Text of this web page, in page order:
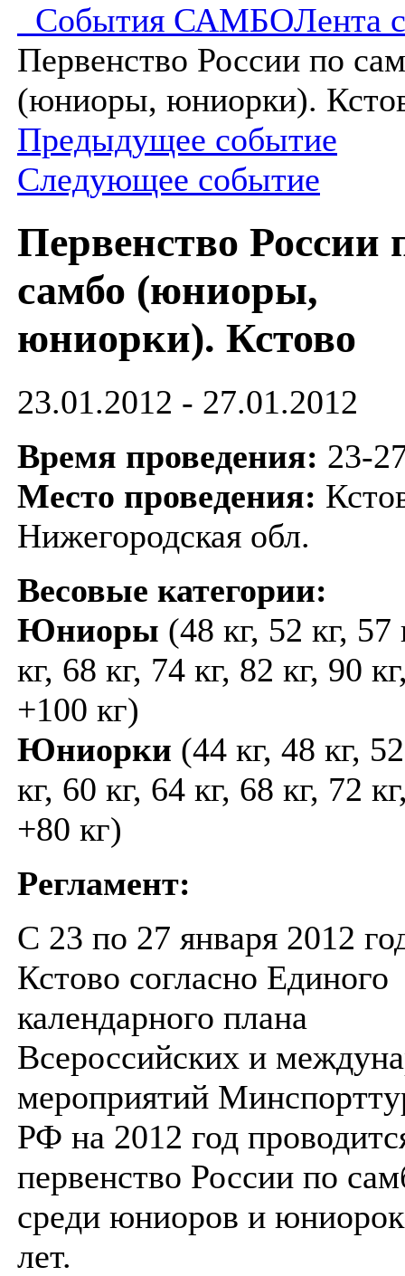
События САМБОЛента
Первенство России по
(юниоры, юниорки).
Предыдущее событие
Следующее событие
Первенство России
самбо (юниоры,
юниорки). Кстово
23.01.2012 - 27.01.2012
Время проведения: 23-
Место проведения:
Нижегородская обл.
Весовые категории:
Юниоры (48 кг, 52 кг, 57
кг, 68 кг, 74 кг, 82 кг, 90
+100 кг)
Юниорки (44 кг, 48 кг,
кг, 60 кг, 64 кг, 68 кг, 72
+80 кг)
Регламент:
С 23 по 27 января 2012
Кстово согласно Единого
календарного плана
Всероссийских и
мероприятий
РФ на 2012 год
первенство России по
среди юниоров и
лет.